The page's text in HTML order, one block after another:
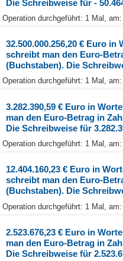
Die Schreibweise für -
Operation durchgeführt: 1 Mal,
32.500.000.256,20 € Euro
schreibt man den Euro-
(Buchstaben). Die
Operation durchgeführt: 1 Mal,
3.282.390,59 € Euro in
man den Euro-Betrag in
Die Schreibweise für
Operation durchgeführt: 1 Mal,
12.404.160,23 € Euro in
schreibt man den Euro-
(Buchstaben). Die
Operation durchgeführt: 1 Mal,
2.523.676,23 € Euro in
man den Euro-Betrag in
Die Schreibweise für